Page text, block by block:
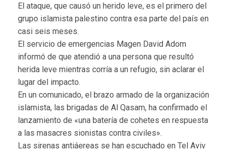
El ataque, que causó un herido leve, es el primero del
grupo islamista palestino contra esa parte del país en
casi seis meses.
El servicio de emergencias Magen David Adom
informó de que atendió a una persona que resultó
herida leve mientras corría a un refugio, sin aclarar el
lugar del impacto.
En un comunicado, el brazo armado de la organización
islamista, las brigadas de Al Qasam, ha confirmado el
lanzamiento de «una batería de cohetes en respuesta
a las masacres sionistas contra civiles».
Las sirenas antiáereas se han escuchado en Tel Aviv